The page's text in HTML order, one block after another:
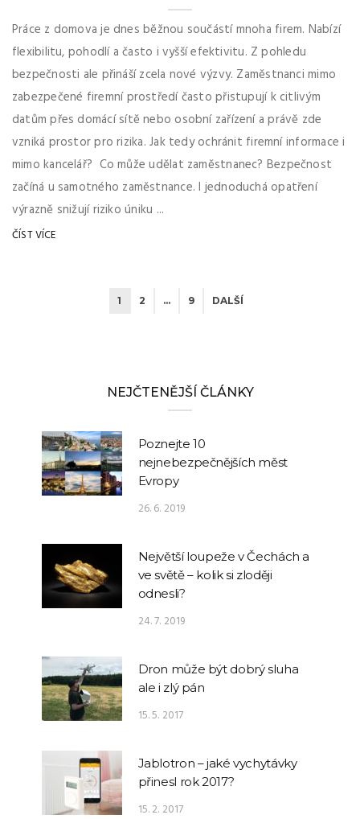
Práce z domova je dnes běžnou součástí mnoha firem. Nabízí
flexibilitu, pohodlí a často i vyšší efektivitu. Z pohledu
bezpečnosti ale přináší zcela nové výzvy. Zaměstnanci mimo
zabezpečené firemní prostředí často přistupují k citlivým
datům přes domácí sítě nebo osobní zařízení a právě zde
vzniká prostor pro rizika. Jak tedy ochránit firemní informace i
mimo kancelář? Co může udělat zaměstnanec? Bezpečnost
začíná u samotného zaměstnance. I jednoduchá opatření
výrazně snižují riziko úniku ...
ČÍST VÍCE
1 2 … 9 DALŠÍ
NEJČTENĚJŠÍ ČLÁNKY
Poznejte 10
nejnebezpečnějších měst
Evropy
26. 6. 2019
Největší loupeže v Čechách a
ve světě – kolik si zloději
odnesli?
24. 7. 2019
Dron může být dobrý sluha
ale i zlý pán
15. 5. 2017
Jablotron – jaké vychytávky
přinesl rok 2017?
15. 2. 2017